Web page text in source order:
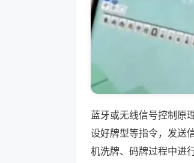
蓝牙或无线信号控制原
设好牌型等指令，发送
机洗牌、码牌过程中进